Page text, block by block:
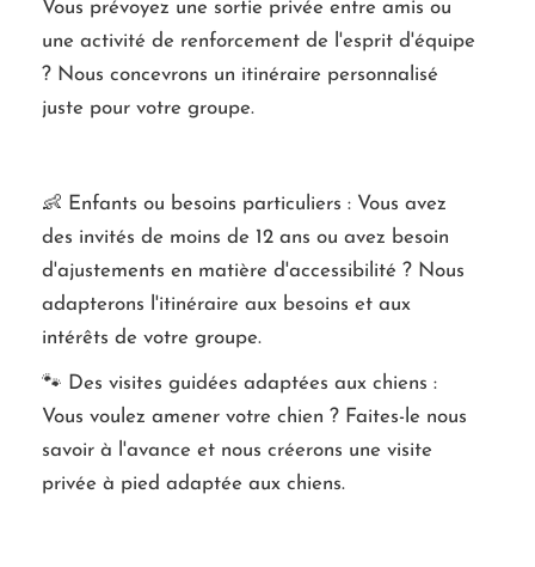
Vous prévoyez une sortie privée entre amis ou
une activité de renforcement de l'esprit d'équipe
? Nous concevrons un itinéraire personnalisé
juste pour votre groupe.
👶 Enfants ou besoins particuliers : Vous avez
des invités de moins de 12 ans ou avez besoin
d'ajustements en matière d'accessibilité ? Nous
adapterons l'itinéraire aux besoins et aux
intérêts de votre groupe.
🐾 Des visites guidées adaptées aux chiens :
Vous voulez amener votre chien ? Faites-le nous
savoir à l'avance et nous créerons une visite
privée à pied adaptée aux chiens.